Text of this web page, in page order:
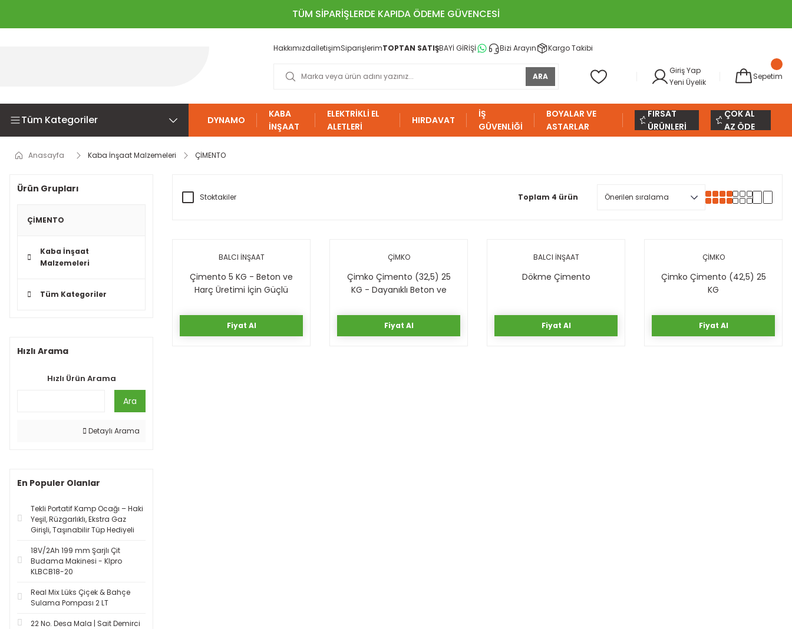
TÜM SİPARİŞLERDE KAPIDA ÖDEME GÜVENCESİ
HakkımızdaİletişimSiparişlerimTOPTAN SATIŞBAYİ GİRİŞİ Bizi Arayın Kargo Takibi
ARA
Giriş Yap
Yeni Üyelik
Sepetim
Tüm Kategoriler DYNAMO
KABA
İNŞAAT
ELEKTRİKLİ EL
ALETLERİ
HIRDAVAT
İŞ
GÜVENLİĞİ
BOYALAR VE
ASTARLAR
FIRSAT
ÜRÜNLERİ
ÇOK AL
AZ ÖDE
Anasayfa Kaba İnşaat Malzemeleri ÇİMENTO
Ürün Grupları
ÇİMENTO
Kaba İnşaat
Malzemeleri
Tüm Kategoriler
Hızlı Arama
Hızlı Ürün Arama
Ara
Detaylı Arama
En Populer Olanlar
Tekli Portatif Kamp Ocağı – Haki
Yeşil, Rüzgarlıklı, Ekstra Gaz
Girişli, Taşınabilir Tüp Hediyeli
18V/2Ah 199 mm Şarjlı Çit
Budama Makinesi - Klpro
KLBCB18-20
Real Mix Lüks Çiçek & Bahçe
Sulama Pompası 2 LT
22 No. Desa Mala | Sait Demirci
Stoktakiler Toplam 4 ürün
BALCI İNŞAAT
Çimento 5 KG - Beton ve
Harç Üretimi İçin Güçlü
0,00 TL
Fiyat Al
ÇİMKO
Çimko Çimento (32,5) 25
KG - Dayanıklı Beton ve
0,00 TL
Fiyat Al
BALCI İNŞAAT
Dökme Çimento
0,00 TL
Fiyat Al
ÇİMKO
Çimko Çimento (42,5) 25
KG
0,00 TL
Fiyat Al